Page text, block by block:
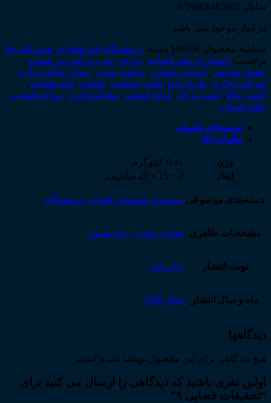
شابک: 9786008485605
در انبار موجود نمی باشد
شناسه محصول: 100206 دسته: پژوهشگاه قوه قضاییه, همه‌ـ‌کتاب‌ها
برچسب: انتشارات قوه قضاییه, بودجه, جذب و آموزش قضات,
حقوق تطبیقی, خدمات قضایی, دعاوی مدنی, دیوان عدالت اداری,
شرکت تجاری, طرح دعوا , قانون اساسی, قضات, قوه قضاییه,
کانون وکلا, کسب و کار , لوایح قضایی, محاکم اداری, مراجع قضایی,
نظام قضایی
توضیحات تکمیلی
نظرات (0)
وزن
0.41 کیلوگرم
ابعاد
2 × 15 × 22 سانتیمتر
دسته‌بندی موضوعی موضوع: تحقیقات قضایی پژوهشگاه
مشخصات ظاهری اندازه رقعی – جلد نفیس
نوبت انتشار چاپ اول
ماه و سال انتشار سال 1396
دیدگاهها
هیچ دیدگاهی برای این محصول نوشته نشده است.
اولین نفری باشید که دیدگاهی را ارسال می کنید برای
“تحقیقات قضایی ۹”